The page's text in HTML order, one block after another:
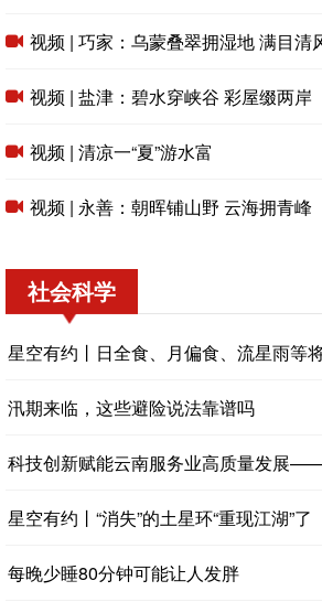
视频 | 巧家：乌蒙叠翠拥湿地 满目清
视频 | 盐津：碧水穿峡谷 彩屋缀两岸
视频 | 清凉一“夏”游水富
视频 | 永善：朝晖铺山野 云海拥青峰
社会科学
星空有约丨日全食、月偏食、流星雨等
汛期来临，这些避险说法靠谱吗
科技创新赋能云南服务业高质量发展
星空有约丨“消失”的土星环“重现江湖”了
每晚少睡80分钟可能让人发胖